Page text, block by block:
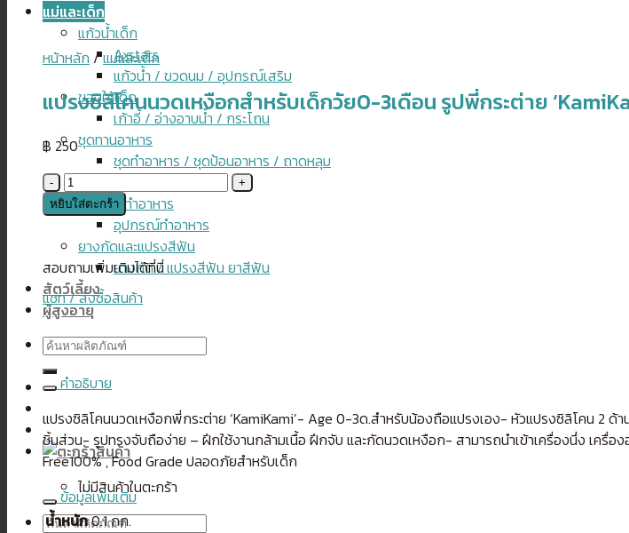
แม่และเด็ก
แก้วน้ำเด็ก
Axstars
แก้วน้ำ / ขวดนม / อุปกรณ์เสริม
ของใช้เด็ก
เก้าอี้ / อ่างอาบน้ำ / กระโถน
ชุดทานอาหาร
ชุดทำอาหาร / ชุดป้อนอาหาร / ถาดหลุม
อุปกรณ์ทำอาหาร
อุปกรณ์ทำอาหาร
ยางกัดและแปรงสีฟัน
ยางกัด / แปรงสีฟัน ยาสีฟัน
สัตว์เลี้ยง
ผู้สูงอายุ
ค้นหา:
ไม่มีสินค้าในตะกร้า
ค้นหา:
หน้าหลัก /แม่และเด็ก
แปรงซิลิโคนนวดเหงือกสำหรับเด็กวัย0-3เดือน รูปพี่กระต่าย
฿ 250
จำนวน
แปรง
ซิ
ลิ
โคน
นวด
เหงือก
เด็ก
วัย0-
3เดือน
รูป
พี่
กระต่าย
‘KamiKami’
ชิ้น
หยิบใส่ตะกร้า
สอบถามเพิ่มเติมได้ที่นี่
แชท / สั่งซื้อสินค้า
คำอธิบาย
แปรงซิลิโคนนวดเหงือกพี่กระต่าย ‘KamiKami’- Age 0-3ด.สำหรับน้องถือแปรงเอง- หัวแปรงซิลิโคน 2
ชิ้นส่วน- รูปทรงจับถือง่าย – ฝึกใช้งานกล้ามเนื้อ ฝึกจับ และกัดนวดเหงือก- สามารถนำเข้าเครื่องนึ่ง เครื่อ
Free100% , Food Grade ปลอดภัยสำหรับเด็ก
ข้อมูลเพิ่มเติม
น้ำหนัก0.1 กก.